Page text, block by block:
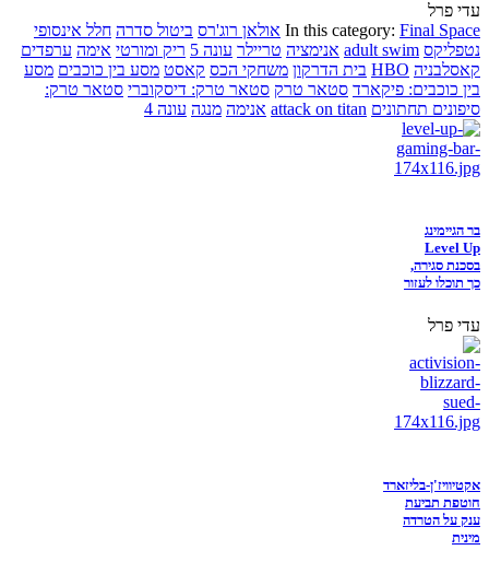
עדי פרל
In this category: Final Space אולאן רוג'רס ביטול סדרה חלל אינסופי
נטפליקס adult swim אנימציה טריילר עונה 5 ריק ומורטי אימה ערפדים
קאסלבניה HBO בית הדרקון משחקי הכס קאסט מסע בין כוכבים מסע
בין כוכבים: פיקארד סטאר טרק סטאר טרק: דיסקוברי סטאר טרק:
סיפונים תחתונים attack on titan אנימה מנגה עונה 4
בר הגיימינג
Level Up
בסכנת סגירה,
כך תוכלו לעזור
עדי פרל
אקטיוויז'ן-בליזארד
חוטפת תביעת
ענק על הטרדה
מינית